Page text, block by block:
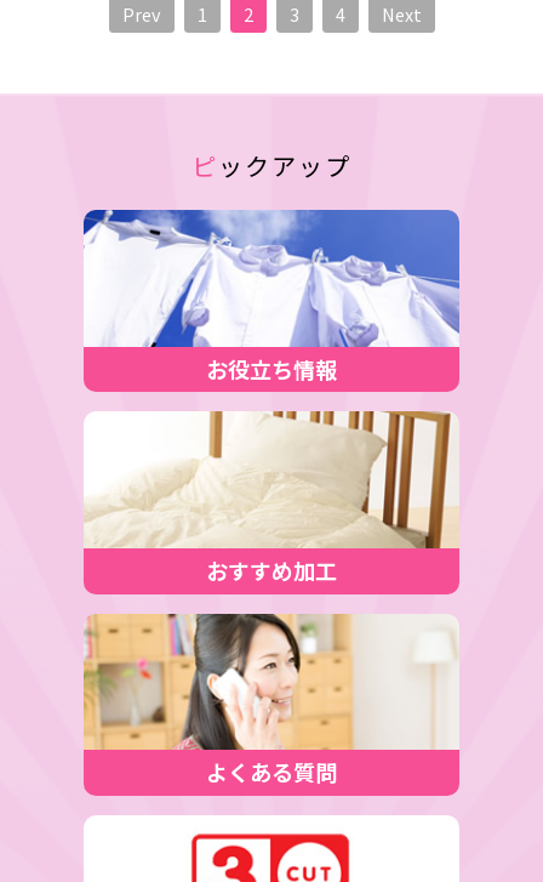
Prev 1 2 3 4 Next
ピックアップ
お役立ち情報
おすすめ加工
よくある質問